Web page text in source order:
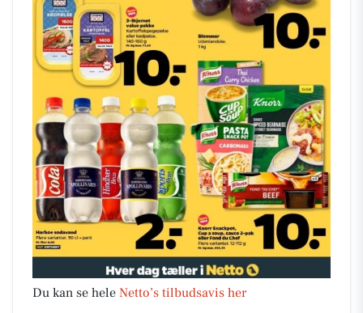
Du kan se hele Netto’s tilbudsavis her